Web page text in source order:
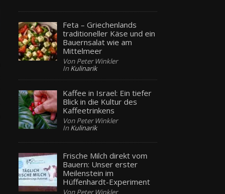
Feta – Griechenlands
traditioneller Käse und ein
Bauernsalat wie am
Mittelmeer
Von Peter Winkler
In Kulinarik
Kaffee in Israel: Ein tiefer
Blick in die Kultur des
Kaffeetrinkens
Von Peter Winkler
In Kulinarik
Frische Milch direkt vom
Bauern: Unser erster
Meilenstein im
Hüffenhardt-Experiment
Von Peter Winkler